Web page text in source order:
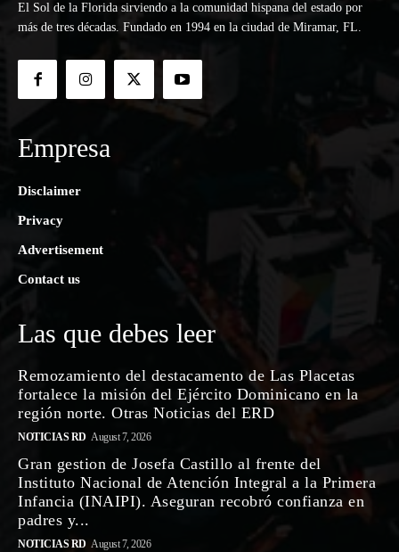
El Sol de la Florida sirviendo a la comunidad hispana del estado por
más de tres décadas. Fundado en 1994 en la ciudad de Miramar, FL.
Empresa
Disclaimer
Privacy
Advertisement
Contact us
Las que debes leer
Remozamiento del destacamento de Las Placetas
fortalece la misión del Ejército Dominicano en la
región norte. Otras Noticias del ERD
NOTICIAS RD August 7, 2026
Gran gestion de Josefa Castillo al frente del
Instituto Nacional de Atención Integral a la Primera
Infancia (INAIPI). Aseguran recobró confianza en
padres y...
NOTICIAS RD August 7, 2026